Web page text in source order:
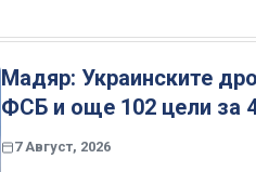
Мадяр: Украинските
ФСБ и още 102 цели за
7 Август, 2026